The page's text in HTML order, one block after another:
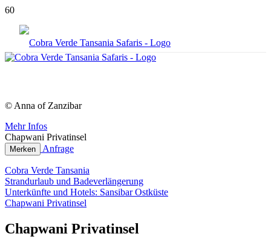
© Anna of Zanzibar
Mehr Infos
Chapwani Privatinsel
Merken Anfrage
Cobra Verde Tansania
Strandurlaub und Badeverlängerung
Unterkünfte und Hotels: Sansibar Ostküste
Chapwani Privatinsel
Chapwani Privatinsel